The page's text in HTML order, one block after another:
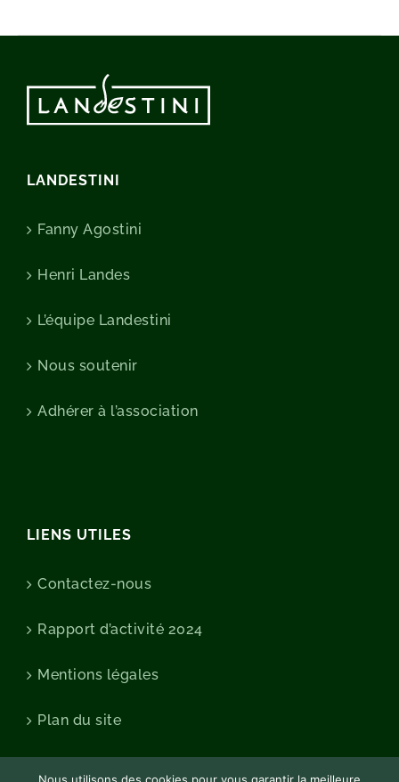
LANDESTINI
Fanny Agostini
Henri Landes
L’équipe Landestini
Nous soutenir
Adhérer à l’association
LIENS UTILES
Contactez-nous
Rapport d’activité 2024
Mentions légales
Plan du site